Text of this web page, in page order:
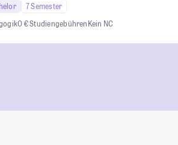
7 Semester
0 € StudiengebührenKein NC